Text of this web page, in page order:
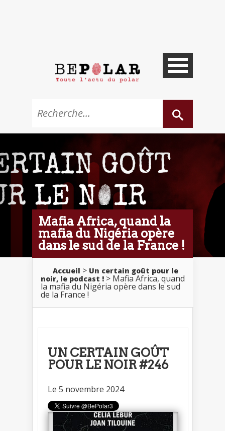
Mafia Africa, quand la
mafia du Nigéria opère
dans le sud de la France !
Accueil > Un certain goût pour le
noir, le podcast ! > Mafia Africa, quand
la mafia du Nigéria opère dans le sud
de la France !
UN CERTAIN GOÛT
POUR LE NOIR #246
Le 5 novembre 2024